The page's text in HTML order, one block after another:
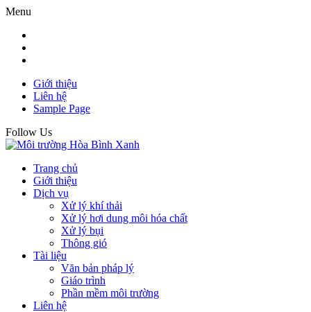
Menu
Giới thiệu
Liên hệ
Sample Page
Follow Us
Trang chủ
Giới thiệu
Dịch vụ
Xử lý khí thải
Xử lý hơi dung môi hóa chất
Xử lý bụi
Thông gió
Tài liệu
Văn bản pháp lý
Giáo trình
Phần mềm môi trường
Liên hệ